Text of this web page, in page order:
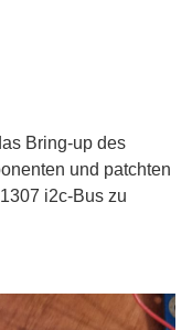
Bring-up des
und patchten
i2c-Bus zu